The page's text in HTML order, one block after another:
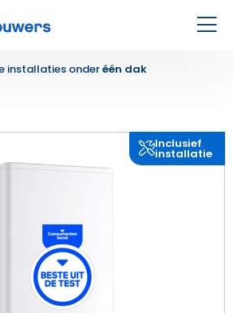
installaties onderéén dak
Inclusief
installatie